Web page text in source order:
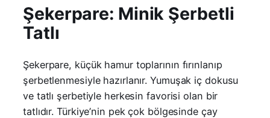
Şekerpare: Minik Şerbetli
Tatlı
Şekerpare, küçük hamur toplarının fırınlanıp
şerbetlenmesiyle hazırlanır. Yumuşak iç dokusu
ve tatlı şerbetiyle herkesin favorisi olan bir
tatlıdır. Türkiye’nin pek çok bölgesinde çay